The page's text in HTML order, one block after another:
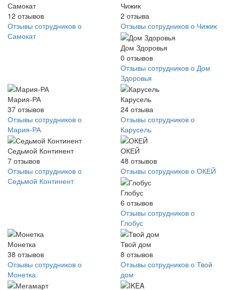
Самокат
12 отзывов
Отзывы сотрудников о
Самокат
Чижик
2 отзыва
Отзывы сотрудников о Чижик
Дом Здоровья
0 отзывов
Отзывы сотрудников о Дом
Здоровья
Мария-РА
37 отзывов
Отзывы сотрудников о
Мария-РА
Карусель
24 отзыва
Отзывы сотрудников о
Карусель
Седьмой Континент
7 отзывов
Отзывы сотрудников о
Седьмой Континент
ОКЕЙ
48 отзывов
Отзывы сотрудников о ОКЕЙ
Глобус
6 отзывов
Отзывы сотрудников о
Глобус
Монетка
38 отзывов
Отзывы сотрудников о
Монетка
Твой дом
8 отзывов
Отзывы сотрудников о Твой
дом